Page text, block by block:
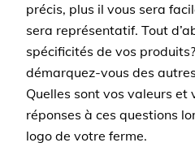
précis, plus il vous sera
sera représentatif. Tout
spécificités de vos
démarquez-vous des
Quelles sont vos valeurs et
réponses à ces questions
logo de votre ferme.